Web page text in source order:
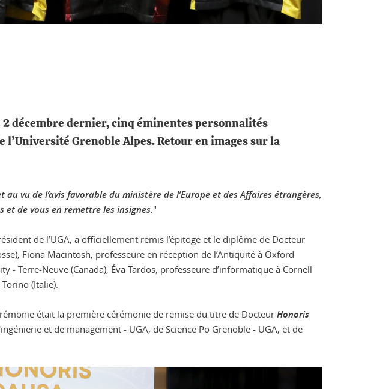
2 décembre dernier, cinq éminentes personnalités
Grenoble Alpes. Retour en images sur la
vu de l’avis favorable du ministère de l’Europe et des Affaires étrangères,
et de vous en remettre les insignes."
de l’UGA, a officiellement remis l’épitoge et le diplôme de Docteur
Fiona Macintosh, professeure en réception de l’Antiquité à Oxford
Terre-Neuve (Canada), Éva Tardos, professeure d’informatique à Cornell
(Italie).
était la première cérémonie de remise du titre de Docteur Honoris
et de management - UGA, de Science Po Grenoble - UGA, et de